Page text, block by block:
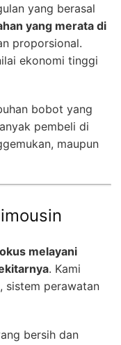
yang berasal
yang merata di
proporsional.
ekonomi tinggi
bobot yang
pembeli di
maupun
melayani
. Kami
sistem perawatan
bersih dan